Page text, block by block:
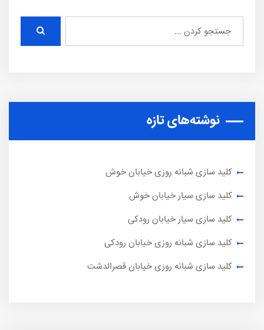
نوشته‌های تازه
کلید سازی شبانه روزی خیابان خوش
کلید سازی سیار خیابان خوش
کلید سازی سیار خیابان رودکی
کلید سازی شبانه روزی خیابان رودکی
کلید سازی شبانه روزی خیابان قصرالدشت